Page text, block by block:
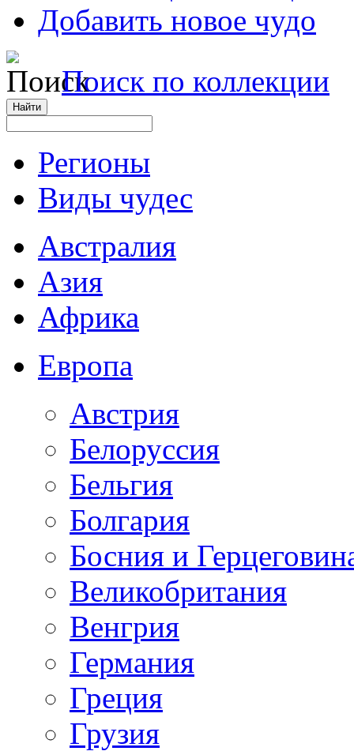
Добавить новое чудо
Поиск по коллекции
Регионы
Виды чудес
Австралия
Азия
Африка
Европа
Австрия
Белоруссия
Бельгия
Болгария
Босния и
Великобритания
Венгрия
Германия
Греция
Грузия